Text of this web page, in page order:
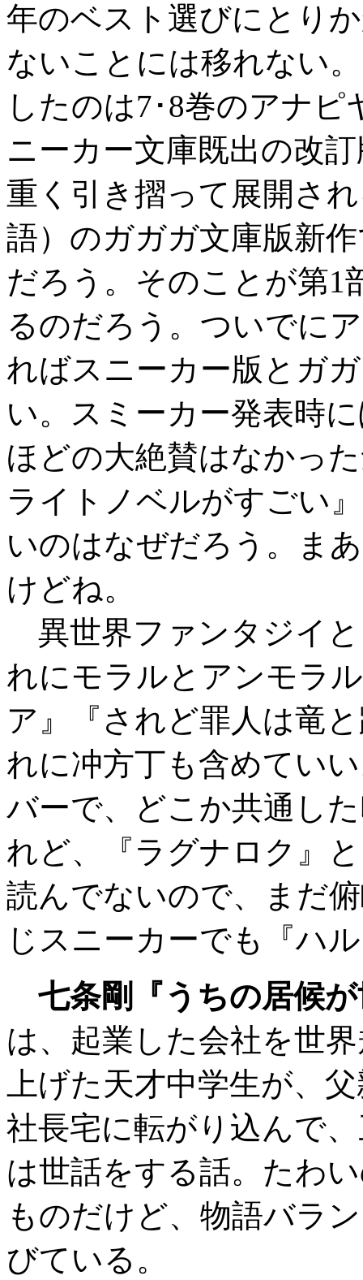
年のベスト選びにとり
ないことには移れない
したのは7･8巻のアナ
ニーカー文庫既出の改
重く引き摺って展開さ
語）のガガガ文庫版新
だろう。そのことが第1
るのだろう。ついでに
ればスニーカー版とガ
い。スミーカー発表時
ほどの大絶賛はなかっ
ライトノベルがすごい
いのはなぜだろう。ま
けどね。
異世界ファンタジイ
れにモラルとアンモラ
ア』『されど罪人は竜
れに冲方丁も含めてい
バーで、どこか共通し
れど、『ラグナロク』
読んでないので、まだ
じスニーカーでも『ハ
七条剛『うちの居候
は、起業した会社を世
上げた天才中学生が、
社長宅に転がり込んで
は世話をする話。たわ
ものだけど、物語バラ
びている。